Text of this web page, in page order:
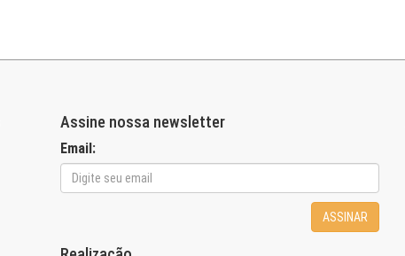
Assine nossa newsletter
Email:
ASSINAR